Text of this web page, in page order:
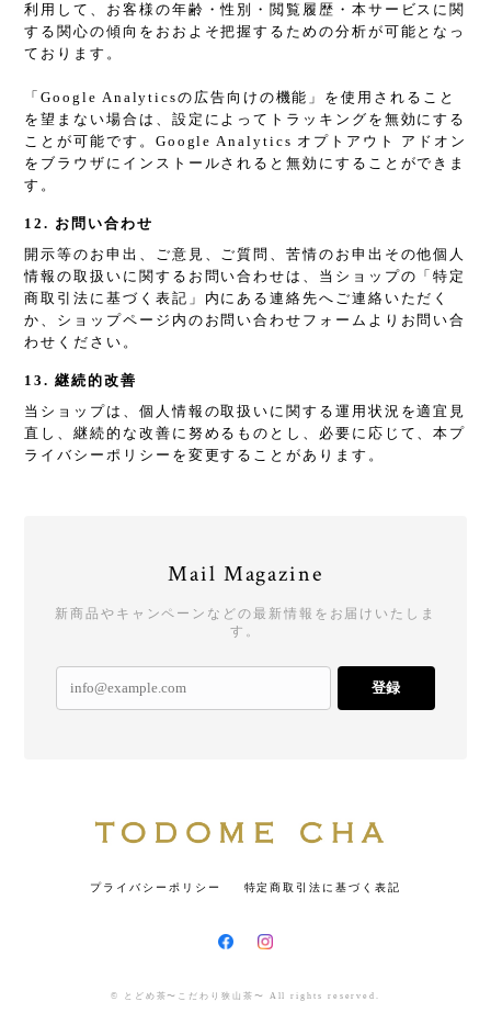
利用して、お客様の年齢・性別・閲覧履歴・本サービスに関
する関心の傾向をおおよそ把握するための分析が可能となっ
ております。
「Google Analyticsの広告向けの機能」を使用されること
を望まない場合は、設定によってトラッキングを無効にする
ことが可能です。Google Analytics オプトアウト アドオン
をブラウザにインストールされると無効にすることができま
す。
12. お問い合わせ
開示等のお申出、ご意見、ご質問、苦情のお申出その他個人
情報の取扱いに関するお問い合わせは、当ショップの「特定
商取引法に基づく表記」内にある連絡先へご連絡いただく
か、ショップページ内のお問い合わせフォームよりお問い合
わせください。
13. 継続的改善
当ショップは、個人情報の取扱いに関する運用状況を適宜見
直し、継続的な改善に努めるものとし、必要に応じて、本プ
ライバシーポリシーを変更することがあります。
Mail Magazine
新商品やキャンペーンなどの最新情報をお届けいたしま
す。
登録
プライバシーポリシー 特定商取引法に基づく表記
© とどめ茶〜こだわり狭山茶〜 All rights reserved.